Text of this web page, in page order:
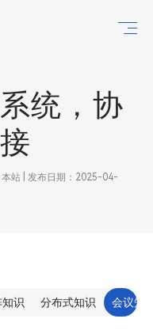
统，协
站 | 发布日期：2025-04-
识 分布式知识 会议知